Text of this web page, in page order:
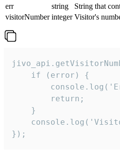
err
string
String that
visitorNumber integer Visitor's
    if (error) {
        return;
    }
});